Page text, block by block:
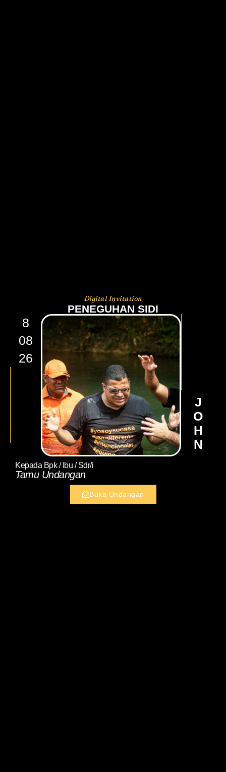
Digital Invitation
PENEGUHAN SIDI
8
08
26
JOHN
Kepada Bpk / Ibu / Sdr/i
Tamu Undangan
Buka Undangan